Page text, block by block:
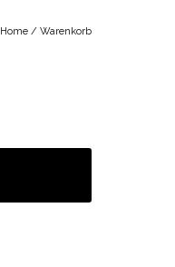
Home / Warenkorb